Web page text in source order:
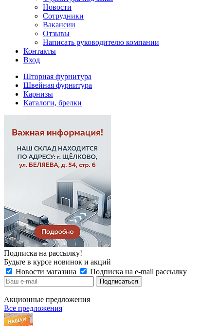
Новости
Сотрудники
Вакансии
Отзывы
Написать руководителю компании
Контакты
Вход
Шторная фурнитура
Швейная фурнитура
Карнизы
Каталоги, брелки
Подписка на рассылку!
Будьте в курсе новинок и акций
Новости магазина
Подписка на e-mail рассылку
Акционные предложения
Все предложения